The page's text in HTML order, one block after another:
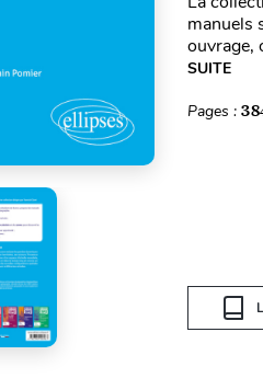
manuels
ouvrage,
SUITE
Pages :